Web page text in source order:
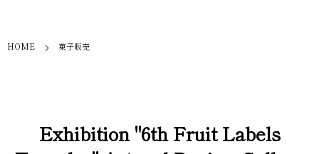
HOME 菓子販売
Exhibition "6th Fruit Labels